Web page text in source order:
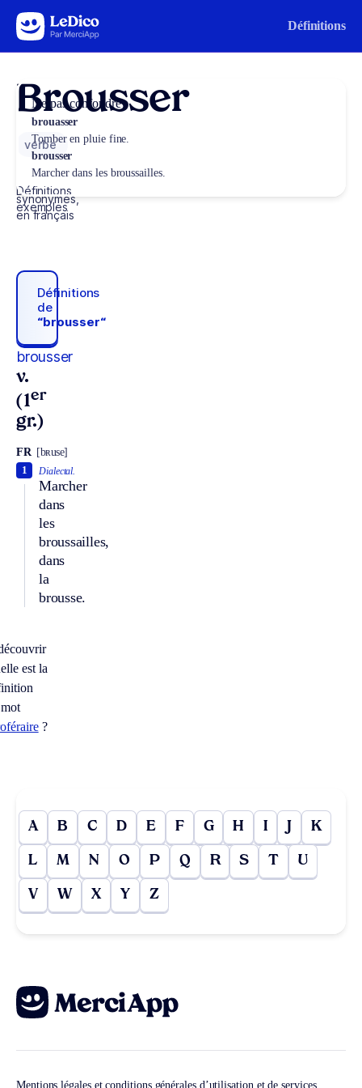
Aller au contenu Définitions
Brousser
verbe
Définitions,
synonymes,
exemples
en français
Définitions
de
“brousser“
brousser
v.
(1er
gr.)
FR [bʀuse]
Dialectal.
Marcher
dans
les
broussailles,
dans
la
brousse.
1
est la
?
Ne pas confondre
brouasser
Tomber en pluie fine.
brousser
Marcher dans les broussailles.
A B C D E F G H I J K
L M N O P Q R S T U
V W X Y Z
Mentions légales et conditions générales d’utilisation et de services